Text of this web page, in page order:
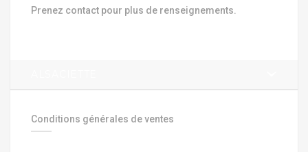
Prenez contact pour plus de renseignements.
Conditions générales de ventes